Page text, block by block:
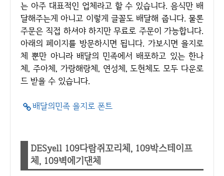
는 아주 대표적인 업체라고 할 수 있습니다. 음식만 배
달해주는게 아니고 이렇게 글꼴도 배달해 줍니다. 물론
주문은 직접 하셔야 하지만 무료로 주문이 가능합니다.
아래의 페이지를 방문하시면 됩니다. 가보시면 을지로
체 뿐만 아니라 배달의 민족에서 배포하고 있는 한나
체, 주아체, 가랑해랑체, 연성체, 도현체도 모두 다운로
드 받을 수 있습니다.
배달의민족 을지로 폰트
DESyell 109다람쥐꼬리체, 109박스테이프
체, 109벽에기댄체